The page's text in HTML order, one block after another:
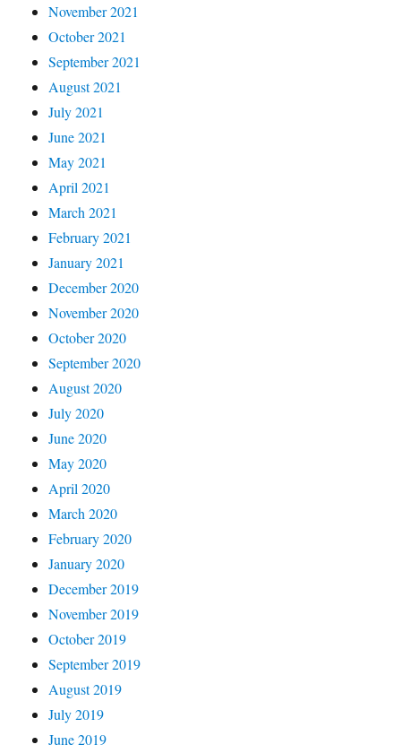
November 2021
October 2021
September 2021
August 2021
July 2021
June 2021
May 2021
April 2021
March 2021
February 2021
January 2021
December 2020
November 2020
October 2020
September 2020
August 2020
July 2020
June 2020
May 2020
April 2020
March 2020
February 2020
January 2020
December 2019
November 2019
October 2019
September 2019
August 2019
July 2019
June 2019